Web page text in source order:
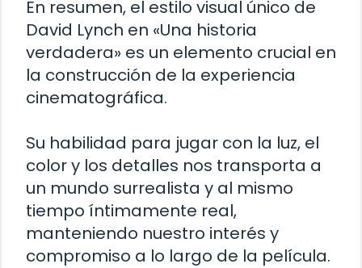
En resumen, el estilo visual único de
David Lynch en «Una historia
verdadera» es un elemento crucial en
la construcción de la experiencia
cinematográfica.
Su habilidad para jugar con la luz, el
color y los detalles nos transporta a
un mundo surrealista y al mismo
tiempo íntimamente real,
manteniendo nuestro interés y
compromiso a lo largo de la película.